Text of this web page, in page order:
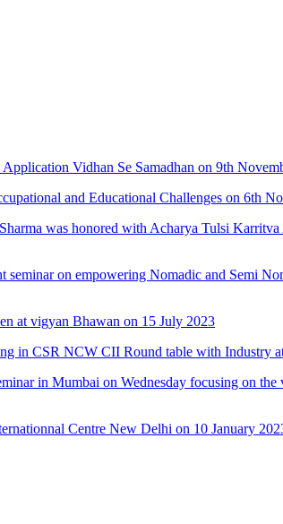
Vidhan Se Samadhan on 9th
and Educational Challenges on 6th
was honored with Acharya Tulsi
on empowering Nomadic and Semi
at vigyan Bhawan on 15 July 2023
in CSR NCW CII Round table with Industry
in Mumbai on Wednesday focusing on
Centre New Delhi on 10 January